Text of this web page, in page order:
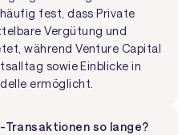
fest, dass Private
Vergütung und
während Venture Capital
sowie Einblicke in
ermöglicht.
Transaktionen so lange?